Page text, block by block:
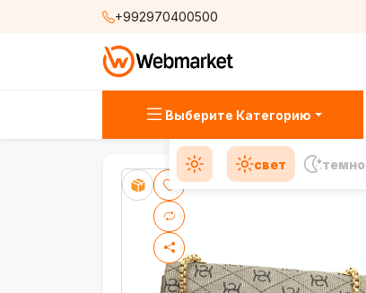
+992970400500
Выберите Категорию
свет темно